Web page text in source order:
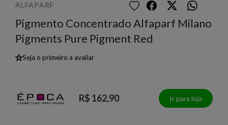
ALFAPARF
Pigmento Concentrado Alfaparf Milano
Pigments Pure Pigment Red
★Seja o primeiro a avaliar
R$ 162,90 Ir para loja